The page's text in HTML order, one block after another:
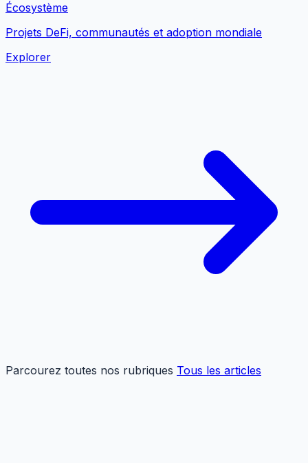
Écosystème
Projets DeFi, communautés et adoption mondiale
Explorer
Parcourez toutes nos rubriques Tous les articles